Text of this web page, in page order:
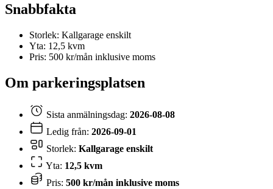
Snabbfakta
Storlek: Kallgarage enskilt
Yta: 12,5 kvm
Pris: 500 kr/mån inklusive moms
Om parkeringsplatsen
Sista anmälningsdag: 2026-08-08
Ledig från: 2026-09-01
Storlek: Kallgarage enskilt
Yta: 12,5 kvm
Pris: 500 kr/mån inklusive moms